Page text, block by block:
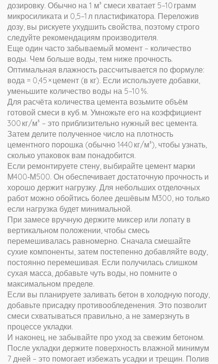
дозировку. Обычно на 1 м³ смеси хватает 5–10 грамм
микросиликата и 0,5–1 л пластификатора. Переложив
дозу, вы рискуете ухудшить свойства, поэтому строго
следуйте рекомендациям производителя.
Еще один часто забываемый момент – количество
воды. Чем больше воды, тем ниже прочность.
Оптимальная влажность рассчитывается по формуле:
вода = 0,45 × цемент (в кг). Если используете добавки,
уменьшите количество воды на 5–10 %.
Для расчёта количества цемента возьмите объём
готовой смеси в куб. м. Умножьте его на коэффициент
300 кг/м³ – это приблизительно нужный вес цемента.
Затем делите полученное число на плотность
цементного порошка (обычно 1440 кг/м³), чтобы узнать,
сколько упаковок вам понадобится.
Если ремонтируете стену, выбирайте цемент марки
М400‑М500. Он обеспечивает достаточную прочность и
хорошо держит нагрузку. Для небольших отделочных
работ можно обойтись более дешёвым М300, но только
если нагрузка будет минимальной.
При замесе вручную держите миксер или лопату в
вертикальном положении, чтобы смесь
перемешивалась равномерно. Сначала смешайте
сухие компоненты, затем постепенно добавляйте воду,
постоянно перемешивая. Если получилась слишком
сухая масса, добавьте чуть воды, но помните о
максимальном пределе.
Если вы планируете заливать бетон в холодную погоду,
добавьте присадку противообледенения. Это позволит
смеси схватываться правильно, а не замерзнуть в
процессе укладки.
И наконец, не забывайте про уход за свежим бетоном.
После укладки держите поверхность влажной минимум
7 дней – это помогает избежать усадки и трещин. Полив